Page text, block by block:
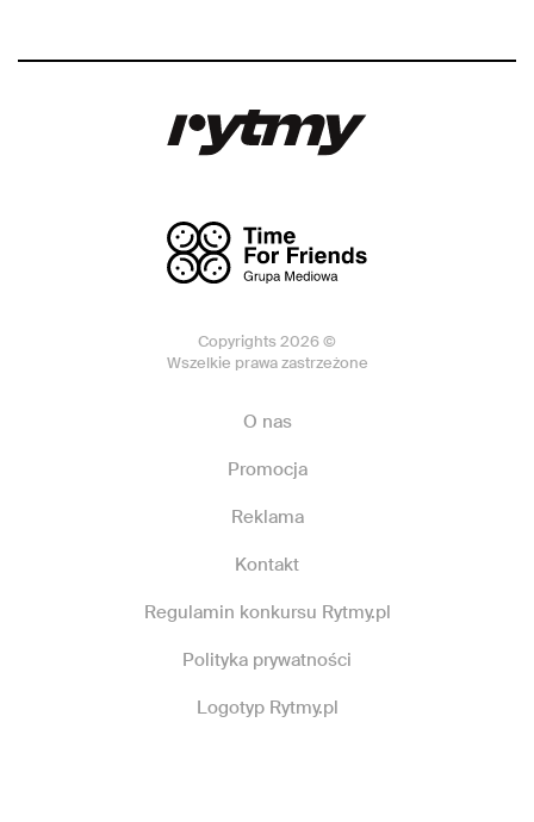
Copyrights 2026 ©
Wszelkie prawa zastrzeżone
O nas
Promocja
Reklama
Kontakt
Regulamin konkursu Rytmy.pl
Polityka prywatności
Logotyp Rytmy.pl